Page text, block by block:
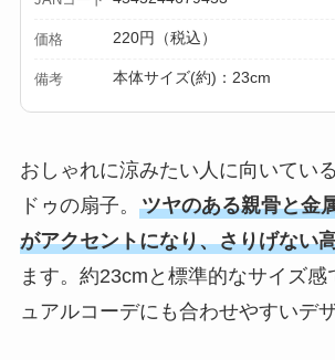
価格 220円（税込）
備考 本体サイズ(約)：23cm
おしゃれに涼みたい人に向いてい
ドゥの扇子。 ツヤのある親骨と金
がアクセントになり、さりげない
ます。約23cmと標準的なサイズ感
ュアルコーデにも合わせやすいデ